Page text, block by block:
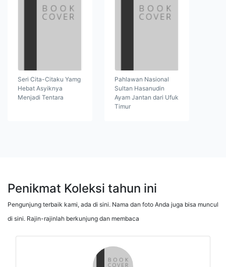
Seri Cita-Citaku Yamg
Hebat Asyiknya
Menjadi Tentara
Pahlawan Nasional
Sultan Hasanudin
Ayam Jantan dari Ufuk
Timur
Penikmat Koleksi tahun ini
Pengunjung terbaik kami, ada di sini. Nama dan foto Anda juga bisa muncul
di sini. Rajin-rajinlah berkunjung dan membaca